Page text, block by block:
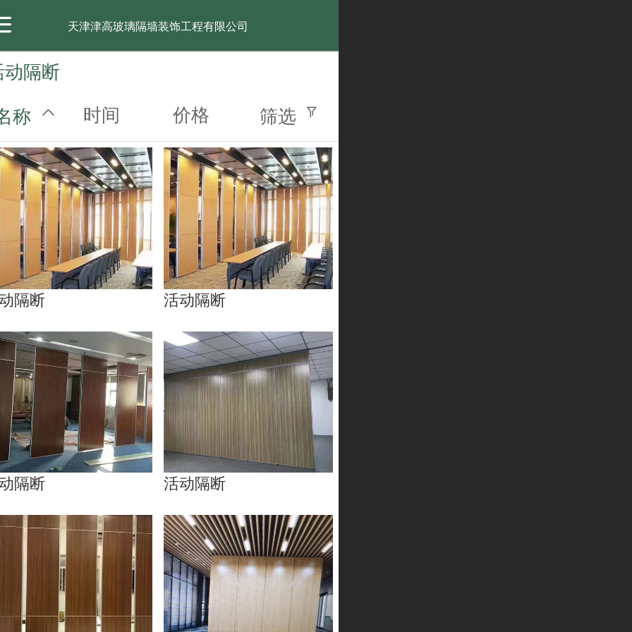
天津津高玻璃隔墙装饰工程有限公司
页 关于我们
动隔断
称 时间 价格 筛选
隔断 活动隔断
隔断 活动隔断